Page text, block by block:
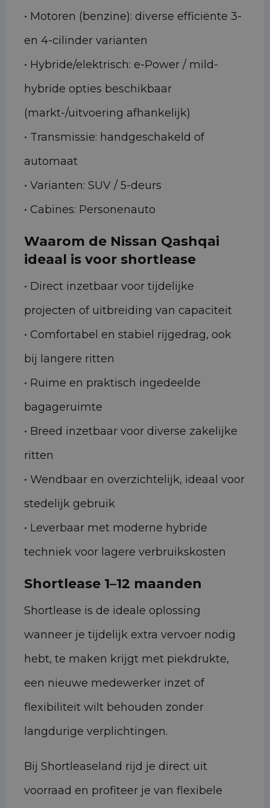
• Motoren (benzine): diverse efficiënte 3-
en 4-cilinder varianten
• Hybride/elektrisch: e-Power / mild-
hybride opties beschikbaar
(markt-/uitvoering afhankelijk)
• Transmissie: handgeschakeld of
automaat
• Varianten: SUV / 5-deurs
• Cabines: Personenauto
Waarom de Nissan Qashqai
ideaal is voor shortlease
• Direct inzetbaar voor tijdelijke
projecten of uitbreiding van capaciteit
• Comfortabel en stabiel rijgedrag, ook
bij langere ritten
• Ruime en praktisch ingedeelde
bagageruimte
• Breed inzetbaar voor diverse zakelijke
ritten
• Wendbaar en overzichtelijk, ideaal voor
stedelijk gebruik
• Leverbaar met moderne hybride
techniek voor lagere verbruikskosten
Shortlease 1–12 maanden
Shortlease is de ideale oplossing
wanneer je tijdelijk extra vervoer nodig
hebt, te maken krijgt met piekdrukte,
een nieuwe medewerker inzet of
flexibiliteit wilt behouden zonder
langdurige verplichtingen.
Bij Shortleaseland rijd je direct uit
voorraad en profiteer je van flexibele